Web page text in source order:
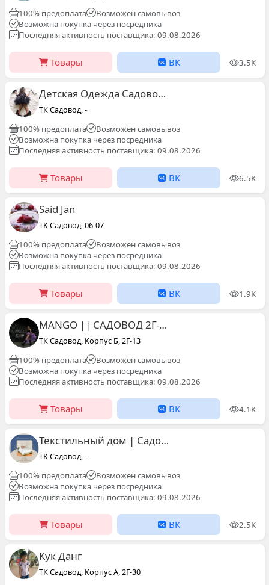
100% предоплата
Возможен самовывоз
Возможна покупка через посредника
Последняя активность поставщика: 09.08.2026
Товары ВК 3.5K
Детская Одежда Садовод 25-08
ТК Садовод, -
100% предоплата
Возможен самовывоз
Возможна покупка через посредника
Последняя активность поставщика: 09.08.2026
Товары ВК 6.5K
Said Jan
ТК Садовод, 06-07
100% предоплата
Возможен самовывоз
Возможна покупка через посредника
Последняя активность поставщика: 09.08.2026
Товары ВК 1.9K
MANGO || САДОВОД 2Г-13 КБ
ТК Садовод, Корпус Б, 2Г-13
100% предоплата
Возможен самовывоз
Возможна покупка через посредника
Последняя активность поставщика: 09.08.2026
Товары ВК 4.1K
Текстильный дом | Садовод 2Д-70 к.А
ТК Садовод, -
100% предоплата
Возможен самовывоз
Возможна покупка через посредника
Последняя активность поставщика: 09.08.2026
Товары ВК 2.5K
Кук Данг
ТК Садовод, Корпус А, 2Г-30